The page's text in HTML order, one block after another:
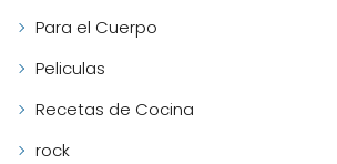
Para el Cuerpo
Peliculas
Recetas de Cocina
rock